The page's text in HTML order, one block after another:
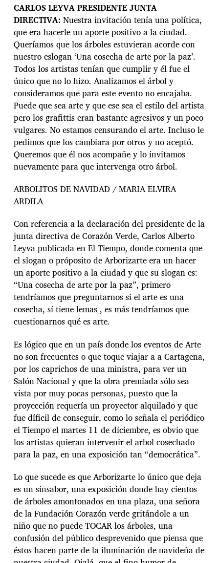
CARLOS LEYVA PRESIDENTE JUNTA
DIRECTIVA: Nuestra invitación tenía una política,
que era hacerle un aporte positivo a la ciudad.
Queríamos que los árboles estuvieran acorde con
nuestro eslogan ‘Una cosecha de arte por la paz’.
Todos los artistas tenían que cumplir y él fue el
único que no lo hizo. Analizamos el árbol y
consideramos que para este evento no encajaba.
Puede que sea arte y que ese sea el estilo del artista
pero los grafittis eran bastante agresivos y un poco
vulgares. No estamos censurando el arte. Incluso le
pedimos que los cambiara por otros y no aceptó.
Queremos que él nos acompañe y lo invitamos
nuevamente para que intervenga otro árbol.
ARBOLITOS DE NAVIDAD / MARIA ELVIRA
ARDILA
Con referencia a la declaración del presidente de la
junta directiva de Corazón Verde, Carlos Alberto
Leyva publicada en El Tiempo, donde comenta que
el slogan o próposito de Arborizarte era un hacer
un aporte positivo a la ciudad y que su slogan es:
“Una cosecha de arte por la paz”, primero
tendríamos que preguntarnos si el arte es una
cosecha, sí tiene lemas , es más tendríamos que
cuestionarnos qué es arte.
Es lógico que en un país donde los eventos de Arte
no son frecuentes o que toque viajar a a Cartagena,
por los caprichos de una ministra, para ver un
Salón Nacional y que la obra premiada sólo sea
vista por muy pocas personas, puesto que la
proyección requería un proyector alquilado y que
fue díficil de conseguir, como lo señala el periódico
el Tiempo el martes 11 de diciembre, es obvio que
los artistas quieran intervenir el arbol cosechado
para la paz, en una exposición tan “democrática”.
Lo que sucede es que Arborizarte lo único que deja
es un sinsabor, una exposición donde hay cientos
de árboles amontonados en una plaza, una señora
de la Fundación Corazón verde gritándole a un
niño que no puede TOCAR los árboles, una
confusión del público desprevenido que piensa que
éstos hacen parte de la iluminación de navideña de